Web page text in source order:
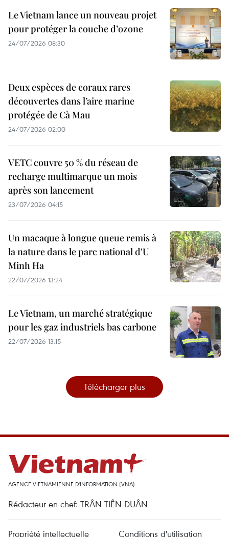
Le Vietnam lance un nouveau projet
pour protéger la couche d’ozone
24/07/2026 08:30
Deux espèces de coraux rares
découvertes dans l’aire marine
protégée de Cà Mau
24/07/2026 02:00
VETC couvre 50 % du réseau de
recharge multimarque un mois
après son lancement
23/07/2026 04:15
Un macaque à longue queue remis à
la nature dans le parc national d'U
Minh Ha
22/07/2026 13:24
Le Vietnam, un marché stratégique
pour les gaz industriels bas carbone
22/07/2026 13:15
Télécharger plus
AGENCE VIETNAMIENNE D'INFORMATION (VNA)
Rédacteur en chef: TRÂN TIÊN DUÂN
Propriété intellectuelle Conditions d'utilisation